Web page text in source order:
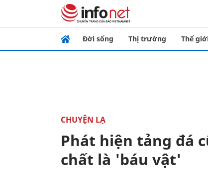
Đời sống Thị trường Thế
CHUYỆN LẠ
Phát hiện tảng đá
chất là 'báu vật'